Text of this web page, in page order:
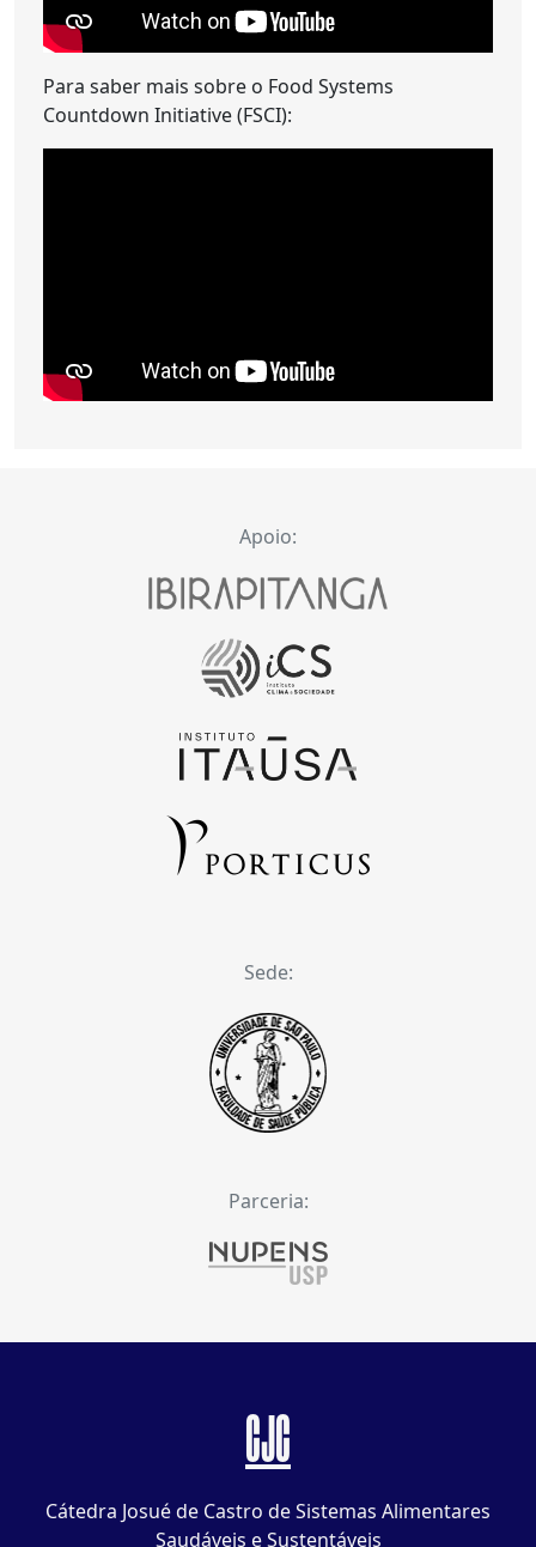
Para saber mais sobre o Food Systems
Countdown Initiative (FSCI):
Apoio:
Sede:
Parceria:
CJC
Cátedra Josué de Castro de Sistemas Alimentares
Saudáveis e Sustentáveis